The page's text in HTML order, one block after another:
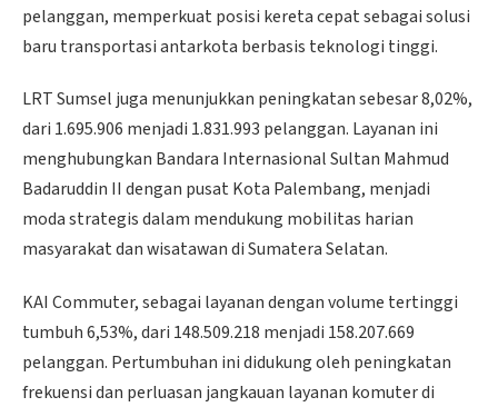
pelanggan, memperkuat posisi kereta cepat sebagai solusi
baru transportasi antarkota berbasis teknologi tinggi.
LRT Sumsel juga menunjukkan peningkatan sebesar 8,02%,
dari 1.695.906 menjadi 1.831.993 pelanggan. Layanan ini
menghubungkan Bandara Internasional Sultan Mahmud
Badaruddin II dengan pusat Kota Palembang, menjadi
moda strategis dalam mendukung mobilitas harian
masyarakat dan wisatawan di Sumatera Selatan.
KAI Commuter, sebagai layanan dengan volume tertinggi
tumbuh 6,53%, dari 148.509.218 menjadi 158.207.669
pelanggan. Pertumbuhan ini didukung oleh peningkatan
frekuensi dan perluasan jangkauan layanan komuter di